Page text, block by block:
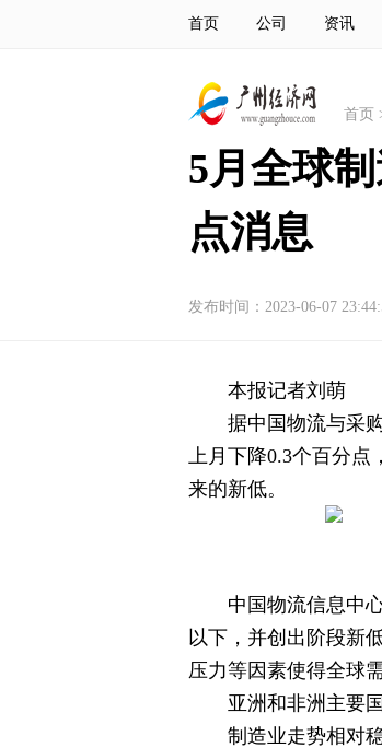
首页 公司 资讯
首页
5月全球
点消息
发布时间：2023-06-07
本报记者刘萌
据中国物流与采
上月下降0.3个百分点
来的新低。
中国物流信息中
以下，并创出阶段新
压力等因素使得全球
亚洲和非洲主要
制造业走势相对